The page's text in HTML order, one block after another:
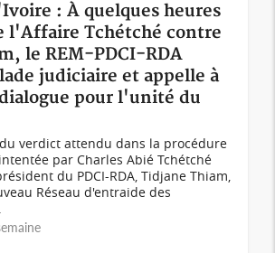
: À quelques heures
l'Affaire Tchétché contre
le REM-PDCI-RDA
judiciaire et appelle à
pour l'unité du
verdict attendu dans la procédure
par Charles Abié Tchétché
du PDCI-RDA, Tidjane Thiam,
Réseau d'entraide des